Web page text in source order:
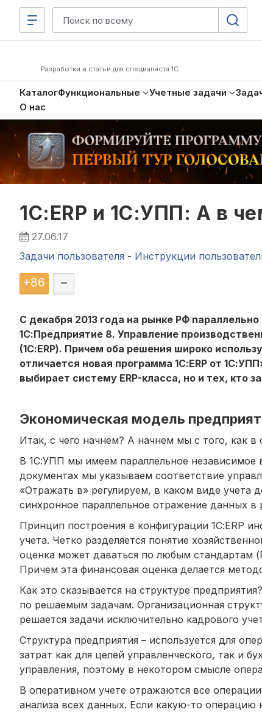
Разработки и статьи для специалиста 1С
КаталогФункциональные Учетные задачи
О нас
1С:ERP и 1С:УПП: А в
27.06.17
Задачи пользователя - Инструкции
+86 –
С декабря 2013 года на рынке РФ
1С:Предприятие 8. Управление
(1С:ERP). Причем оба решения широко
отличается новая программа 1С:ERP от
выбирает систему ERP-класса, но и тех, кто
Экономическая модель
Итак, с чего начнем? А начнем мы с того, как
В 1С:УПП мы имеем параллельное независимое
документах мы указываем соответствие
«Отражать в» регулируем, в каком виде
синхронное параллельное отражение данных в
Принцип построения в конфигурации 1С:ERP
учета. Четко разделяется понятие
оценка может даваться по любым стандартам
Причем эта финансовая оценка делается
Как это сказывается на структуре
по решаемым задачам. Организационная
решается задачи исключительно кадрового
Структура предприятия – используется для
затрат как для целей управленческого, так и
управления, поэтому в некотором смысле
В оперативном учете отражаются все
анализа всех данных. Если какую-то операцию